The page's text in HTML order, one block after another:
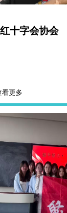
红十字会协会
看更多